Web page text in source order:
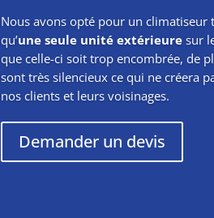
Nous avons opté pour un climatiseur
qu’une seule unité extérieure sur
que celle-ci soit trop encombrée, de
sont très silencieux ce qui ne créera
nos clients et leurs voisinages.
Demander un devis